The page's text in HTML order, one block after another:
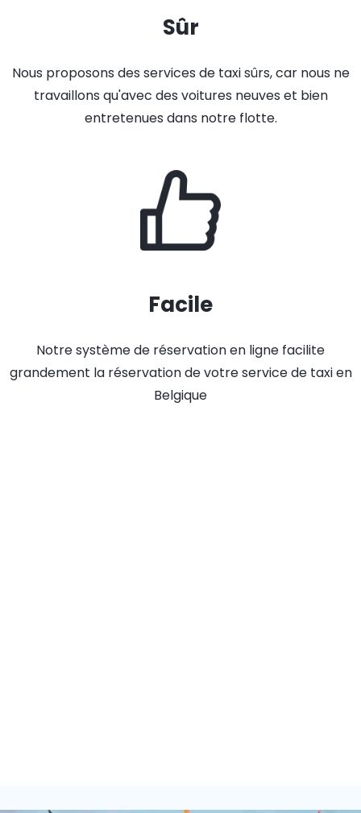
Sûr
Nous proposons des services de taxi sûrs, car nous ne
travaillons qu'avec des voitures neuves et bien
entretenues dans notre flotte.
Facile
Notre système de réservation en ligne facilite
grandement la réservation de votre service de taxi en
Belgique